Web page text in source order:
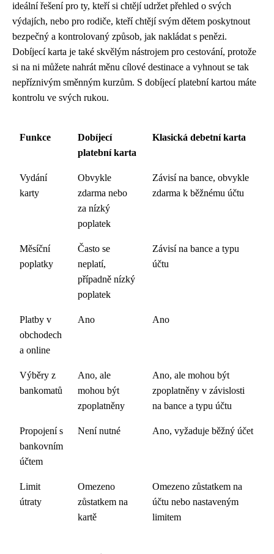
ideální řešení pro ty, kteří si chtějí udržet přehled o svých
výdajích, nebo pro rodiče, kteří chtějí svým dětem poskytnout
bezpečný a kontrolovaný způsob, jak nakládat s penězi.
Dobíjecí karta je také skvělým nástrojem pro cestování, protože
si na ni můžete nahrát měnu cílové destinace a vyhnout se tak
nepříznivým směnným kurzům. S dobíjecí platební kartou máte
kontrolu ve svých rukou.
Funkce
Dobíjecí
platební karta
Klasická debetní karta
Vydání
karty
Obvykle
zdarma nebo
za nízký
poplatek
Závisí na bance, obvykle
zdarma k běžnému účtu
Měsíční
poplatky
Často se
neplatí,
případně nízký
poplatek
Závisí na bance a typu
účtu
Platby v
obchodech
a online
Ano Ano
Výběry z
bankomatů
Ano, ale
mohou být
zpoplatněny
Ano, ale mohou být
zpoplatněny v závislosti
na bance a typu účtu
Propojení s
bankovním
účtem
Není nutné Ano, vyžaduje běžný účet
Limit
útraty
Omezeno
zůstatkem na
kartě
Omezeno zůstatkem na
účtu nebo nastaveným
limitem